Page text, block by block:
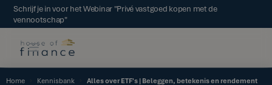
Schrijf je in voor het Webinar "Privé vastgoed kopen met de
vennootschap"
Home Kennisbank Alles over ETF's | Beleggen, betekenis en rendement